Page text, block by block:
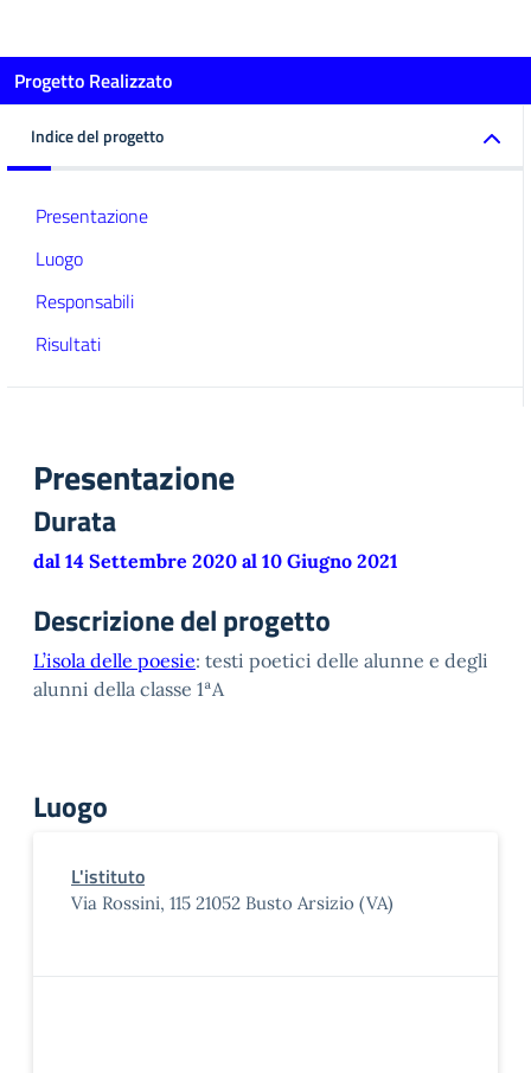
Progetto Realizzato
Indice del progetto
Presentazione
Luogo
Responsabili
Risultati
Presentazione
Durata
dal 14 Settembre 2020 al 10 Giugno 2021
Descrizione del progetto
L’isola delle poesie: testi poetici delle alunne e degli
alunni della classe 1ªA
Luogo
L'istituto
Via Rossini, 115 21052 Busto Arsizio (VA)